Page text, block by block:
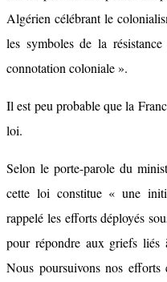
Algérien célébrant le
les symboles de la
connotation coloniale ».
Il est peu probable que la
loi.
Selon le porte-parole du
cette loi constitue « une
rappelé les efforts déployés
pour répondre aux griefs
Nous poursuivons nos